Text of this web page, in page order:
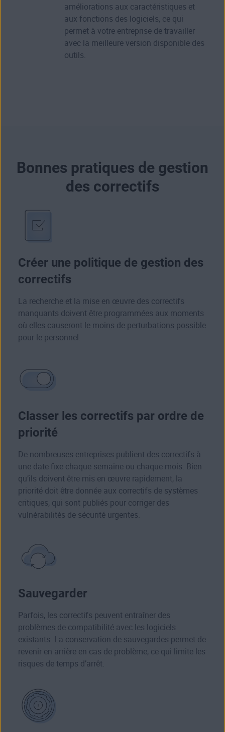
améliorations aux caractéristiques et
aux fonctions des logiciels, ce qui
permet à votre entreprise de travailler
avec la meilleure version disponible des
outils.
Bonnes pratiques de gestion
des correctifs
Créer une politique de gestion des
correctifs
La recherche et la mise en œuvre des correctifs
manquants doivent être programmées aux moments
où elles causeront le moins de perturbations possible
pour le personnel.
Classer les correctifs par ordre de
priorité
De nombreuses entreprises publient des correctifs à
une date fixe chaque semaine ou chaque mois. Bien
qu’ils doivent être mis en œuvre rapidement, la
priorité doit être donnée aux correctifs de systèmes
critiques, qui sont publiés pour corriger des
vulnérabilités de sécurité urgentes.
Sauvegarder
Parfois, les correctifs peuvent entraîner des
problèmes de compatibilité avec les logiciels
existants. La conservation de sauvegardes permet de
revenir en arrière en cas de problème, ce qui limite les
risques de temps d’arrêt.